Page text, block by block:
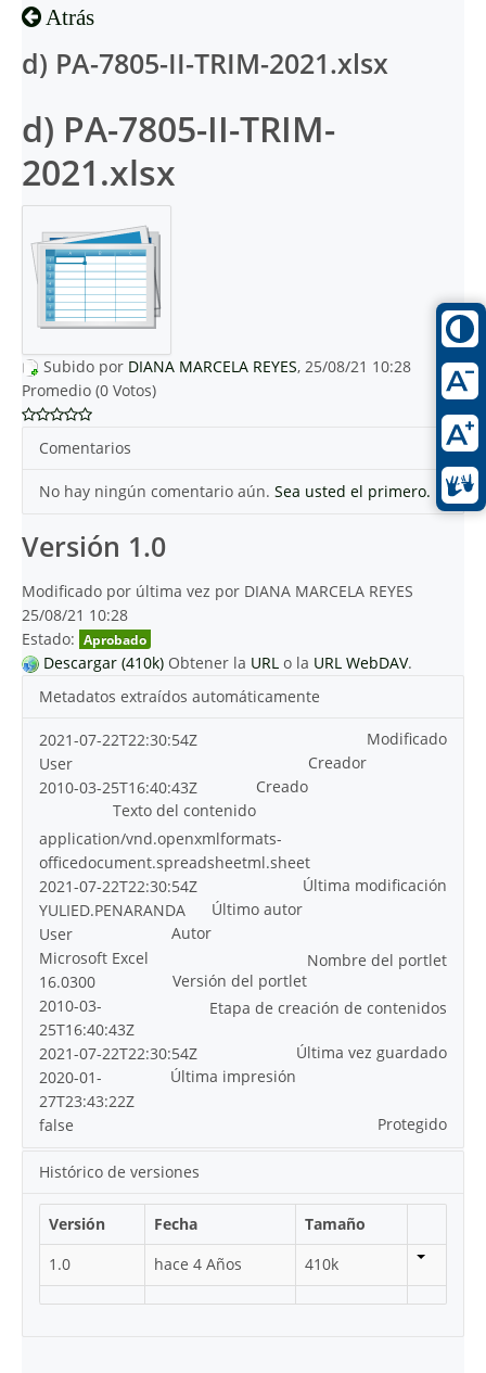
Atrás
d) PA-7805-II-TRIM-2021.xlsx
d) PA-7805-II-TRIM-
2021.xlsx
Subido por DIANA MARCELA REYES, 25/08/21 10:28
Promedio (0 Votos)
Comentarios
No hay ningún comentario aún. Sea usted el primero.
Versión 1.0
Modificado por última vez por DIANA MARCELA REYES
25/08/21 10:28
Estado: Aprobado
Descargar (410k) Obtener la URL o la URL WebDAV.
Metadatos extraídos automáticamente
Modificado
2021-07-22T22:30:54Z
Creador
User
Creado
2010-03-25T16:40:43Z
Texto del contenido
application/vnd.openxmlformats-
officedocument.spreadsheetml.sheet
Última modificación
2021-07-22T22:30:54Z
Último autor
YULIED.PENARANDA
Autor
User
Nombre del portlet
Microsoft Excel
Versión del portlet
16.0300
Etapa de creación de contenidos
2010-03-
25T16:40:43Z
Última vez guardado
2021-07-22T22:30:54Z
Última impresión
2020-01-
27T23:43:22Z
Protegido
false
Histórico de versiones
Versión Fecha
Tamaño
1.0
hace 4 Años 410k